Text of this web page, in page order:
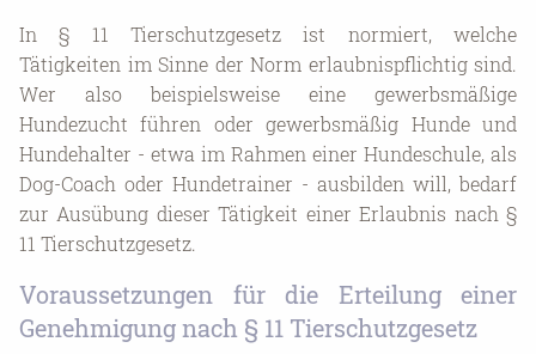
In § 11 Tierschutzgesetz ist normiert, welche
Tätigkeiten im Sinne der Norm erlaubnispflichtig sind.
Wer also beispielsweise eine gewerbsmäßige
Hundezucht führen oder gewerbsmäßig Hunde und
Hundehalter - etwa im Rahmen einer Hundeschule, als
Dog-Coach oder Hundetrainer - ausbilden will, bedarf
zur Ausübung dieser Tätigkeit einer Erlaubnis nach §
11 Tierschutzgesetz.
Voraussetzungen für die Erteilung einer
Genehmigung nach § 11 Tierschutzgesetz